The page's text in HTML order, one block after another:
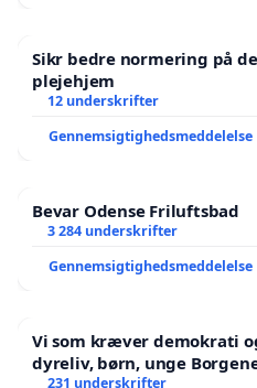
Sikr bedre normering på
plejehjem
12 underskrifter
Gennemsigtighedsmeddelelse
Bevar Odense Friluftsbad
3 284 underskrifter
Gennemsigtighedsmeddelelse
Vi som kræver demokrati og
dyreliv, børn, unge
231 underskrifter